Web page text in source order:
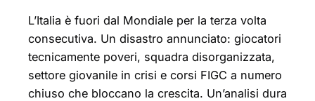
L’Italia è fuori dal Mondiale per la terza volta
consecutiva. Un disastro annunciato: giocatori
tecnicamente poveri, squadra disorganizzata,
settore giovanile in crisi e corsi FIGC a numero
chiuso che bloccano la crescita. Un’analisi dura